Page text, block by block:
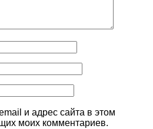
и адрес сайта в этом
моих комментариев.